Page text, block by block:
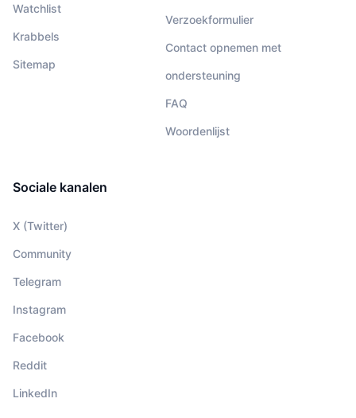
Watchlist
Krabbels
Sitemap
Verzoekformulier
Contact opnemen met
ondersteuning
FAQ
Woordenlijst
Sociale kanalen
X (Twitter)
Community
Telegram
Instagram
Facebook
Reddit
LinkedIn